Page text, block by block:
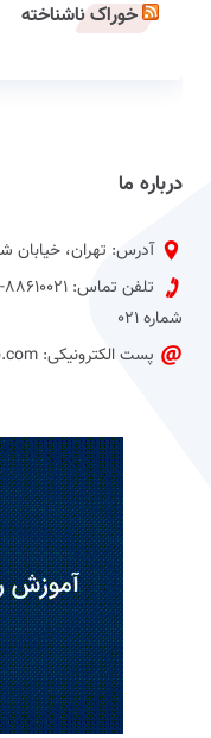
خوراک ناشناخته
درباره ما
آدرس: تهران، خیابان
شماره 021
پست الکترونیکی: jahan1383@yahoo.com